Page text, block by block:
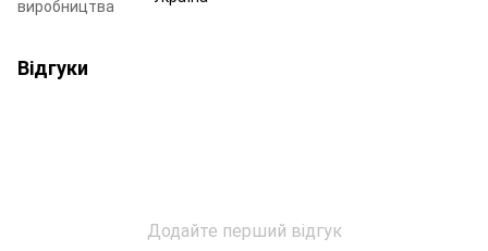
виробництва
Відгуки
Додайте перший відгук